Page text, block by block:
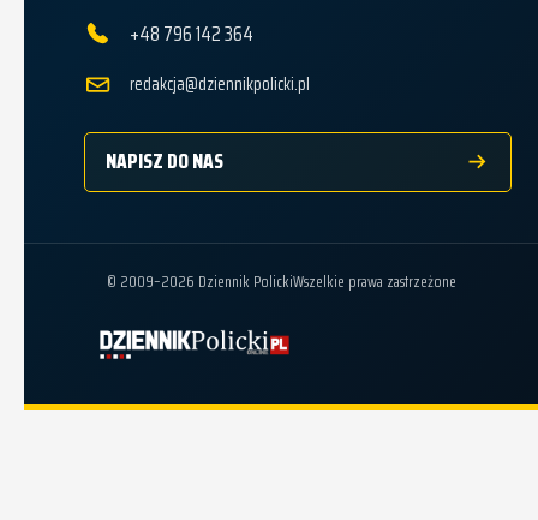
+48 796 142 364
redakcja@dziennikpolicki.pl
NAPISZ DO NAS
© 2009–2026 Dziennik PolickiWszelkie prawa zastrzeżone